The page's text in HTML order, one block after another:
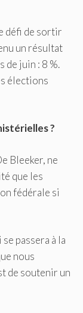
défi de sortir
un résultat
juin : 8 %.
élections
?
Bleeker, ne
que les
fédérale si
passera à la
nous
de soutenir un